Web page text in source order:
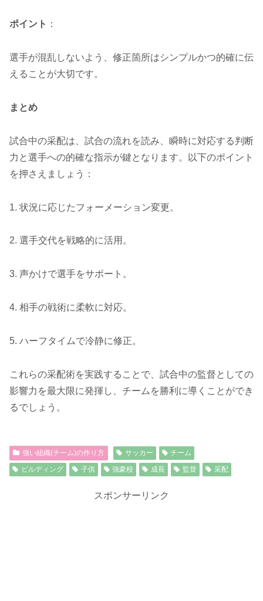
ポイント ：
選手が混乱しないよう、修正箇所はシンプルかつ的確に伝
えることが大切です。
まとめ
試合中の采配は、試合の流れを読み、瞬時に対応する判断
力と選手への的確な指示が鍵となります。以下のポイント
を押さえましょう：
1. 状況に応じたフォーメーション変更。
2. 選手交代を戦略的に活用。
3. 声かけで選手をサポート。
4. 相手の戦術に柔軟に対応。
5. ハーフタイムで冷静に修正。
これらの采配術を実践することで、試合中の監督としての
影響力を最大限に発揮し、チームを勝利に導くことができ
るでしょう。
強い組織(チーム)の作り方 サッカー
チーム
ビルディング
子供 強豪校 成長 監督 采配
スポンサーリンク